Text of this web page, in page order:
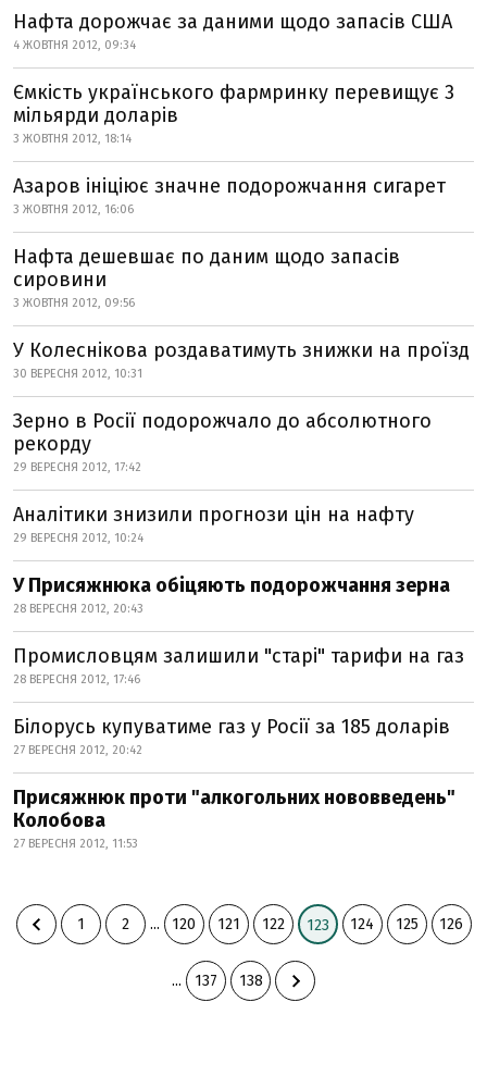
Нафта дорожчає за даними щодо запасів США
4 ЖОВТНЯ 2012, 09:34
Ємкість українського фармринку перевищує 3
мільярди доларів
3 ЖОВТНЯ 2012, 18:14
Азаров ініціює значне подорожчання сигарет
3 ЖОВТНЯ 2012, 16:06
Нафта дешевшає по даним щодо запасів
сировини
3 ЖОВТНЯ 2012, 09:56
У Колеснікова роздаватимуть знижки на проїзд
30 ВЕРЕСНЯ 2012, 10:31
Зерно в Росії подорожчало до абсолютного
рекорду
29 ВЕРЕСНЯ 2012, 17:42
Аналітики знизили прогнози цін на нафту
29 ВЕРЕСНЯ 2012, 10:24
У Присяжнюка обіцяють подорожчання зерна
28 ВЕРЕСНЯ 2012, 20:43
Промисловцям залишили "старі" тарифи на газ
28 ВЕРЕСНЯ 2012, 17:46
Білорусь купуватиме газ у Росії за 185 доларів
27 ВЕРЕСНЯ 2012, 20:42
Присяжнюк проти "алкогольних нововведень"
Колобова
27 ВЕРЕСНЯ 2012, 11:53
1 2 ... 120 121 122 123 124 125 126
... 137 138